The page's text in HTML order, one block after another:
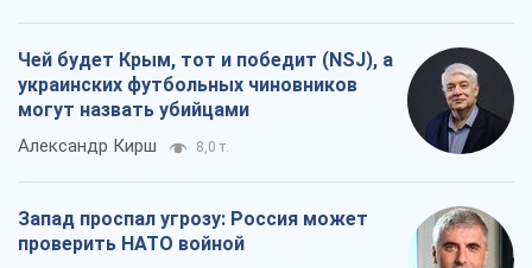
Чей будет Крым, тот и победит (NSJ), а
украинских футбольных чиновников
могут назвать убийцами
Александр Кирш 8,0 т.
Запад проспал угрозу: Россия может
проверить НАТО войной